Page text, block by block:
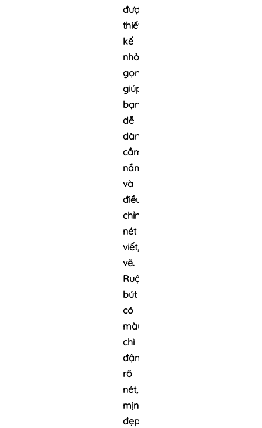
được
thiết
kế
nhỏ
gọn
giúp
bạn
dễ
dàng
cầm
nắm
và
điều
chỉnh
nét
viết,
vẽ.
Ruột
bút
có
màu
chì
đậm,
rõ
nét,
mịn
đẹp.